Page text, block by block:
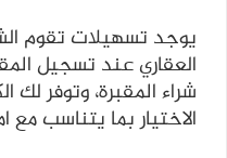
يوجد تسهيلات تقوم
العقاري عند تسجيل
شراء المقبرة، وتوفر لك
الاختيار بما يتناسب مع